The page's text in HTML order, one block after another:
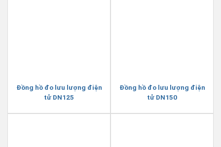
Đồng hồ đo lưu lượng điện
tử DN125
Đồng hồ đo lưu lượng điện
tử DN150